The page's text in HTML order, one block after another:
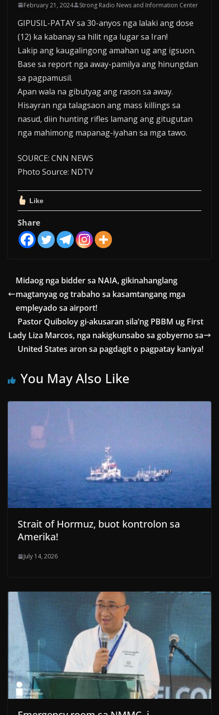
February 21, 2024 Strong Radio News and Information Center
GIPUSIL-PATAY sa 30-anyos nga lalaki ang dose
(12) ka kabanay sa hilit nga lugar sa Iran!
Lakip ang kaugalingong amahan ug ang igsuon.
Base sa report nga away-pamilya ang hinungdan
sa pagpamusil.
Apan wala na gibutyag ang rason sa away.
Hisayran nga talagsaon ang mass killings sa
nasud, diin hunting rifles lamang ang gitugutan
nga mahimong mapanag-iyahan sa mga tawo.
SOURCE: CNN NEWS
Photo Source: NDTV
Like
Share
Midaog nga bidder sa NAIA, gikinahanglang
magtanyag og trabaho sa kasamtangang mga
empleyado sa airport!
Pastor Quiboloy gi-akusaran sila’ng PBBM ug First
Lady Liza Marcos, nga nakigkunsabo sa gobyerno sa
United States aron sa pagdagit o pagpatay kaniya!
You May Also Like
Strait of Hormuz, buot kontrolon sa
Amerika!
July 14, 2026